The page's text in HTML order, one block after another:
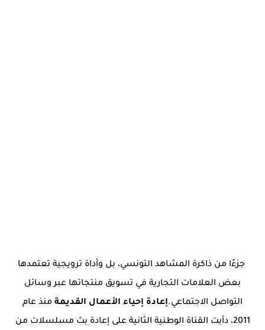
جزءًا من ذاكرة المشاهد التونسي، بل وأداة ترويجية تعتمدها
بعض العلامات التجارية في تسويق منتجاتها عبر وسائل
التواصل الاجتماعي.إعادة إحياء الأعمال القديمة منذ عام
2011، دأبت القناة الوطنية الثانية على إعادة بث مسلسلات من